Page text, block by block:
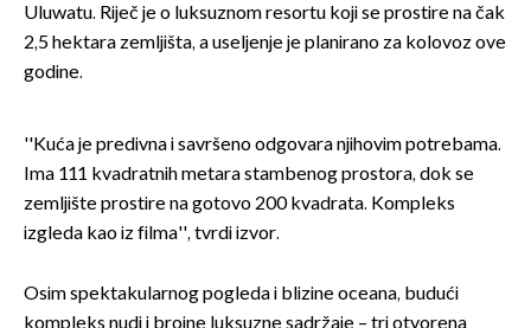
Uluwatu. Riječ je o luksuznom resortu koji se prostire na čak
2,5 hektara zemljišta, a useljenje je planirano za kolovoz ove
godine.
''Kuća je predivna i savršeno odgovara njihovim potrebama.
Ima 111 kvadratnih metara stambenog prostora, dok se
zemljište prostire na gotovo 200 kvadrata. Kompleks
izgleda kao iz filma'', tvrdi izvor.
Osim spektakularnog pogleda i blizine oceana, budući
kompleks nudi i brojne luksuzne sadržaje – tri otvorena